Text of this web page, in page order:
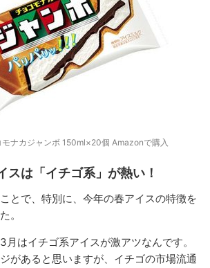
モナカジャンボ 150ml×20個 Amazonで購入
スは「イチゴ系」が熱い！
とで、特別に、今年の春アイスの特徴を
。
月はイチゴ系アイスが激アツなんです。
があると思いますが、イチゴの市場流通